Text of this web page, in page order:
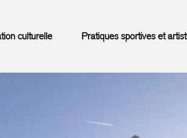
culturelle Pratiques sportives et